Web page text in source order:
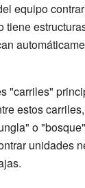
equipo
tiene
"carriles"
estos
o
unidades